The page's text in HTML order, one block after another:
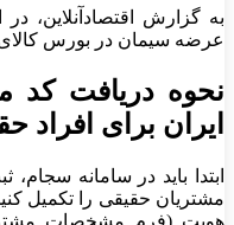
به گزارش اقتصادآنلاین،
عرضه سیمان در بورس
نحوه دریافت کد
ایران برای افراد
ابتدا باید در سامانه
مشتریان حقیقی را تکمیل
هویت (فرم مشخصات